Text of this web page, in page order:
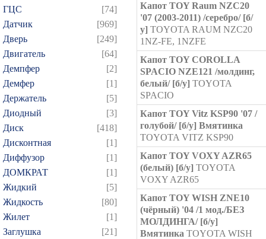
ГЦС
[74]
Датчик
[969]
Дверь
[249]
Двигатель
[64]
Демпфер
[2]
Демфер
[1]
Держатель
[5]
Диодный
[3]
Диск
[418]
Дисконтная
[1]
Диффузор
[1]
ДОМКРАТ
[1]
Жидкий
[5]
Жидкость
[80]
Жилет
[1]
Заглушка
[21]
Капот TOY Raum NZC20
'07 (2003-2011) /серебро/ [б/
у] TOYOTA RAUM NZC20
1NZ-FE, 1NZFE
Капот TOY COROLLA
SPACIO NZE121 /молдинг,
белый/ [б/у] TOYOTA
SPACIO
Капот TOY Vitz KSP90 '07 /
голубой/ [б/у] Вмятинка
TOYOTA VITZ KSP90
Капот TOY VOXY AZR65
(белый) [б/у] TOYOTA
VOXY AZR65
Капот TOY WISH ZNE10
(чёрный) '04 /1 мод./БЕЗ
МОЛДИНГА/ [б/у]
Вмятинка TOYOTA WISH